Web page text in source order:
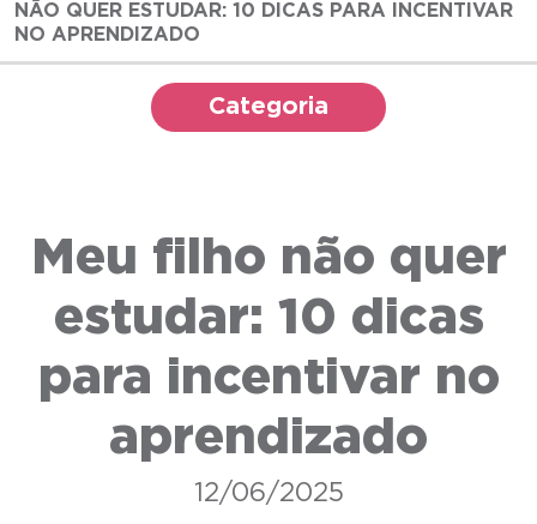
NÃO QUER ESTUDAR: 10 DICAS PARA INCENTIVAR
NO APRENDIZADO
Categoria
Meu filho não quer
estudar: 10 dicas
para incentivar no
aprendizado
12/06/2025